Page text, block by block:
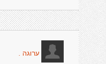
ערוגה .